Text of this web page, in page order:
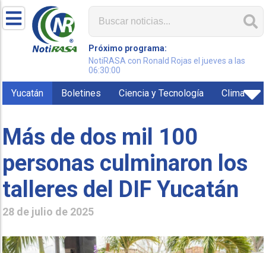
Próximo programa:
NotiRASA con Ronald Rojas el jueves a las
06:30:00
Yucatán Boletines Ciencia y Tecnología Clima
Más de dos mil 100
personas culminaron los
talleres del DIF Yucatán
28 de julio de 2025